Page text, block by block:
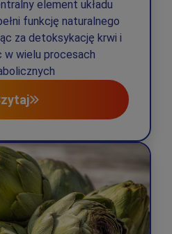
element układu
funkcję naturalnego
za detoksykację krwi i
wielu procesach